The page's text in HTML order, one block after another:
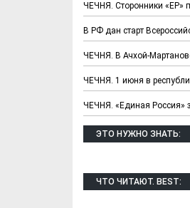
ЧЕЧНЯ. Сторонники «ЕР»
В РФ дан старт
ЧЕЧНЯ. В Ачхой-
ЧЕЧНЯ. 1 июня в
ЧЕЧНЯ. «Единая Россия»
ЭТО НУЖНО ЗНАТЬ:
ЧТО ЧИТАЮТ. BEST:
Х. Гапураев.
для
из романа